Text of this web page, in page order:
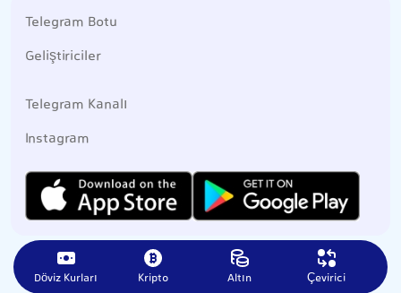
Döviz Kurları Kripto Altın Çevirici
Telegram Botu
Geliştiriciler
Telegram Kanalı
Instagram